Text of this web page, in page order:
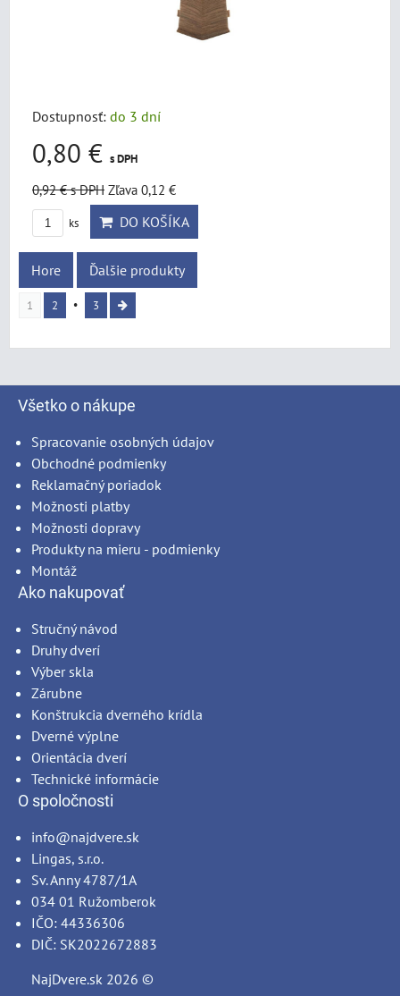
Dostupnosť: do 3 dní
0,80 € s DPH
0,92 €s DPH Zľava 0,12 €
ks DO KOŠÍKA
Hore Ďalšie produkty
1 2 3
Všetko o nákupe
Spracovanie osobných údajov
Obchodné podmienky
Reklamačný poriadok
Možnosti platby
Možnosti dopravy
Produkty na mieru - podmienky
Montáž
Ako nakupovať
Stručný návod
Druhy dverí
Výber skla
Zárubne
Konštrukcia dverného krídla
Dverné výplne
Orientácia dverí
Technické informácie
O spoločnosti
info@najdvere.sk
Lingas, s.r.o.
Sv. Anny 4787/1A
034 01 Ružomberok
IČO: 44336306
DIČ: SK2022672883
NajDvere.sk 2026 ©